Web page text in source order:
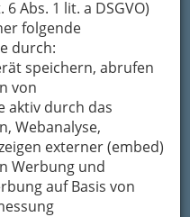
Abs. 1 lit. a DSGVO)
folgende
durch:
speichern, abrufen
von
aktiv durch das
Webanalyse,
externer (embed)
Werbung und
auf Basis von
was soviel wie
kichern, flüstern
wo kuscheln
paradiesischen
und anderen
Viele Hotels
Suiten an,
Hochzeitspaket
gebucht werden